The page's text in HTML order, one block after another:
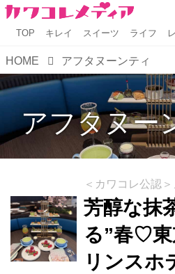
TOP キレイ スイーツ ライフ
HOME アフタヌーンティ
アフタヌー
＜カワコレ公認
芳醇な抹
る”春♡東
リンスホ